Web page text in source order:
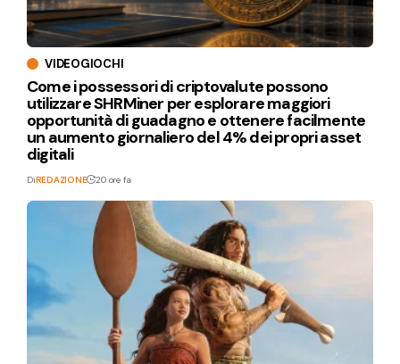
VIDEOGIOCHI
Come i possessori di criptovalute possono
utilizzare SHRMiner per esplorare maggiori
opportunità di guadagno e ottenere facilmente
un aumento giornaliero del 4% dei propri asset
digitali
DiREDAZIONE 20 ore fa